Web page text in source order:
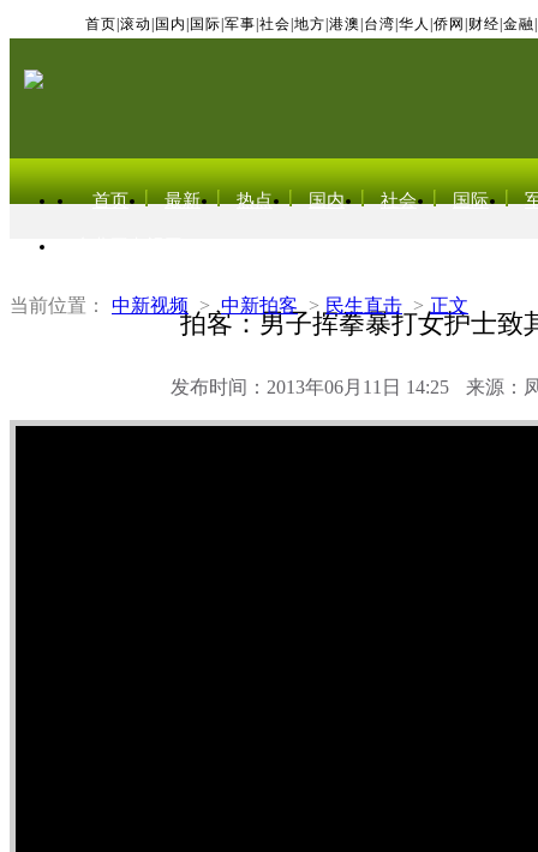
首页 滚动 国内 国际 军事 社会 地方 港澳 台湾 华人 侨网 财经 金融
首页 最新 热点 国内 社会 国际
当前位置： 中新视频 > 中新拍客 > 民生直击 > 正文
拍客：男子挥拳暴打女护士致
发布时间：2013年06月11日 14:25 来源：